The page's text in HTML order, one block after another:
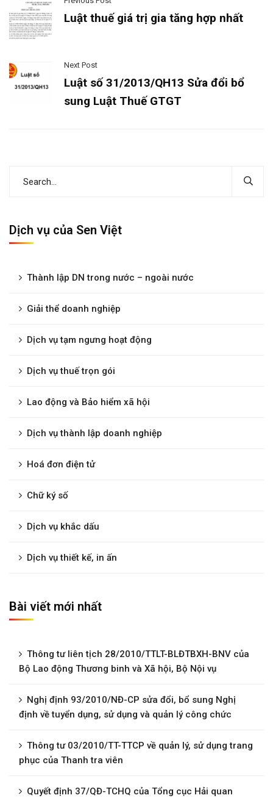
Luật thuế giá trị gia tăng hợp nhất
Next Post
Luật số 31/2013/QH13 Sửa đổi bổ
sung Luật Thuế GTGT
Dịch vụ của Sen Việt
Thành lập DN trong nước – ngoài nước
Giải thể doanh nghiệp
Dịch vụ tạm ngưng hoạt động
Dịch vụ thuế trọn gói
Lao động và Bảo hiểm xã hội
Dịch vụ thành lập doanh nghiệp
Hoá đơn điện tử
Chữ ký số
Dịch vụ khắc dấu
Dịch vụ thiết kế, in ấn
Bài viết mới nhất
Thông tư liên tịch 28/2010/TTLT-BLĐTBXH-BNV của
Bộ Lao động Thương binh và Xã hội, Bộ Nội vụ
Nghị định 93/2010/NĐ-CP sửa đổi, bổ sung Nghị
định về tuyển dụng, sử dụng và quản lý công chức
Thông tư 03/2010/TT-TTCP về quản lý, sử dụng trang
phục của Thanh tra viên
Quyết định 37/QĐ-TCHQ của Tổng cục Hải quan